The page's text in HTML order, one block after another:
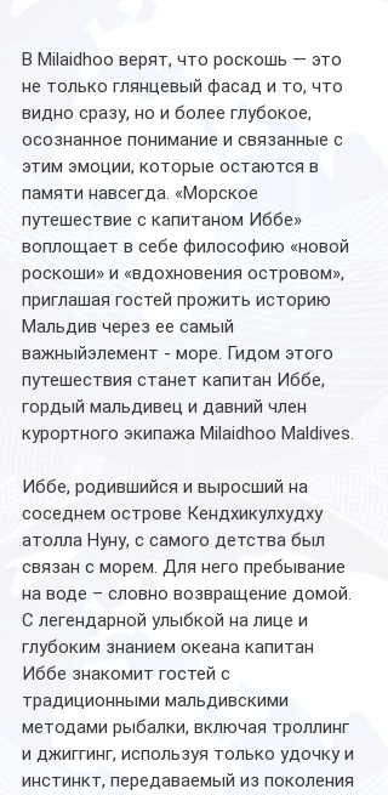
В Milaidhoo верят, что роскошь — это
не только глянцевый фасад и то, что
видно сразу, но и более глубокое,
осознанное понимание и связанные с
этим эмоции, которые остаются в
памяти навсегда. «Морское
путешествие с капитаном Иббе»
воплощает в себе философию «новой
роскоши» и «вдохновения островом»,
приглашая гостей прожить историю
Мальдив через ее самый
важныйэлемент - море. Гидом этого
путешествия станет капитан Иббе,
гордый мальдивец и давний член
курортного экипажа Milaidhoo Maldives.
Иббе, родившийся и выросший на
соседнем острове Кендхикулхудху
атолла Нуну, с самого детства был
связан с морем. Для него пребывание
на воде – словно возвращение домой.
С легендарной улыбкой на лице и
глубоким знанием океана капитан
Иббе знакомит гостей с
традиционными мальдивскими
методами рыбалки, включая троллинг
и джиггинг, используя только удочку и
инстинкт, передаваемый из поколения